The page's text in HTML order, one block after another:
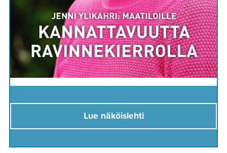
Lue näköislehti